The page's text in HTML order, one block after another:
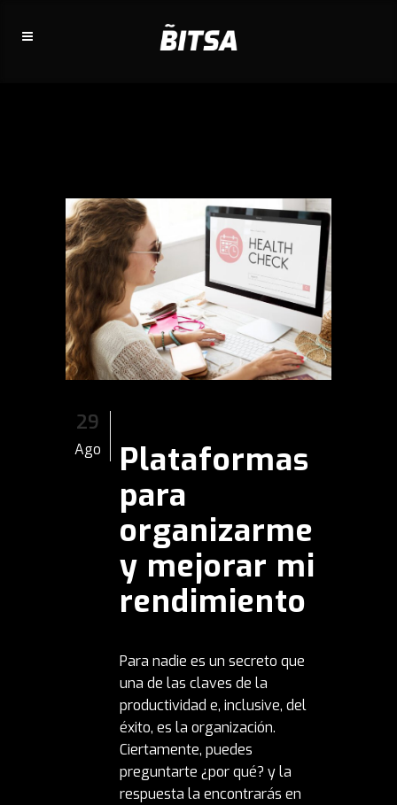
29
Ago
Plataformas
para
organizarme
y mejorar mi
rendimiento
Para nadie es un secreto que
una de las claves de la
productividad e, inclusive, del
éxito, es la organización.
Ciertamente, puedes
preguntarte ¿por qué? y la
respuesta la encontrarás en